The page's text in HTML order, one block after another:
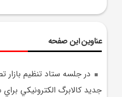
عناوین این صفحه
در جلسه ستاد تنظيم بازار
جديد کالابرگ الکترونيکي